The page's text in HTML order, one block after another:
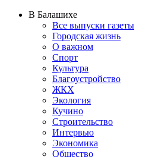
В Балашихе
Все выпуски газеты
Городская жизнь
О важном
Спорт
Культура
Благоустройство
ЖКХ
Экология
Кучино
Строительство
Интервью
Экономика
Общество